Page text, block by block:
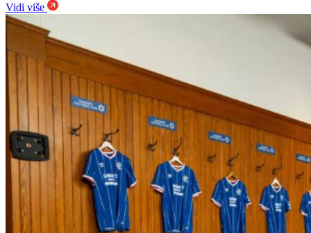
Vidi više